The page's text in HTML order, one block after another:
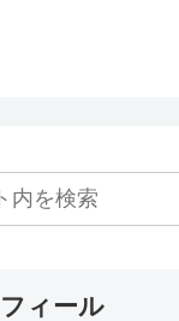
ィール